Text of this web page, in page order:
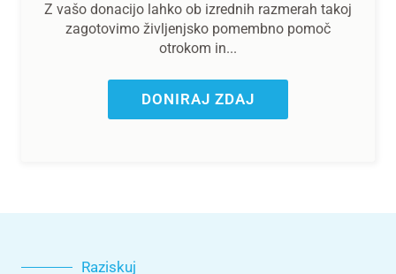
Z vašo donacijo lahko ob izrednih razmerah takoj
zagotovimo življenjsko pomembno pomoč
otrokom in...
DONIRAJ ZDAJ
Raziskuj